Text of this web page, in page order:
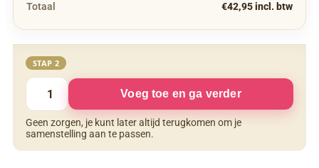
Totaal €42,95 incl. btw
STAP 2
Voeg toe en ga verder
Geen zorgen, je kunt later altijd terugkomen om je
samenstelling aan te passen.